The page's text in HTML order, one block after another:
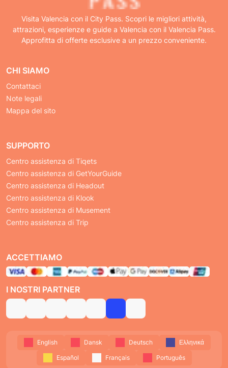
Visita Valencia con il City Pass. Scopri le migliori attività,
attrazioni, esperienze e guide a Valencia con il Valencia Pass.
Approfitta di offerte esclusive a un prezzo conveniente.
CHI SIAMO
Contattaci
Note legali
Mappa del sito
SUPPORTO
Centro assistenza di Tiqets
Centro assistenza di GetYourGuide
Centro assistenza di Headout
Centro assistenza di Klook
Centro assistenza di Musement
Centro assistenza di Trip
ACCETTIAMO
I NOSTRI PARTNER
English Dansk Deutsch
Ελληνικά
Español
Français Português